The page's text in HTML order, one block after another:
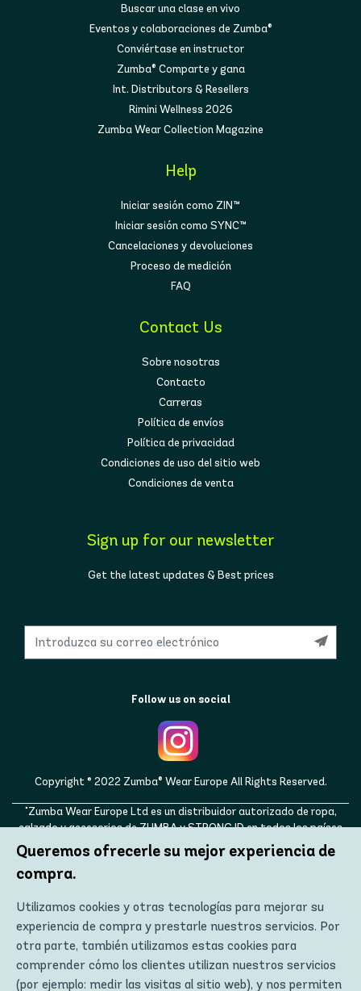
Buscar una clase en vivo
Eventos y colaboraciones de Zumba®
Conviértase en instructor
Zumba® Comparte y gana
Int. Distributors & Resellers
Rimini Wellness 2026
Zumba Wear Collection Magazine
Help
Iniciar sesión como ZIN™
Iniciar sesión como SYNC™
Cancelaciones y devoluciones
Proceso de medición
FAQ
Contact Us
Sobre nosotras
Contacto
Carreras
Política de envíos
Política de privacidad
Condiciones de uso del sitio web
Condiciones de venta
Sign up for our newsletter
Get the latest updates & Best prices
Follow us on social
Copyright © 2022 Zumba® Wear Europe All Rights Reserved.
"Zumba Wear Europe Ltd es un distribuidor autorizado de ropa,
calzado y accesorios de ZUMBA y STRONG ID en todos los países
europeos, así como en el Reino Unido, Noruega, Suiza, Islandia,
Ucrania, Moldavia, Turquía, Rusia. ZUMBA, STRONG ID y los
logotipos de ZUMBA y STRONG ID son marcas registradas de
Queremos ofrecerle su mejor experiencia de
compra.
Utilizamos cookies y otras tecnologías para mejorar su
experiencia de compra y prestarle nuestros servicios. Por
otra parte, también utilizamos estas cookies para
comprender cómo los clientes utilizan nuestros servicios
(por ejemplo: medir las visitas al sitio web), y nos permiten